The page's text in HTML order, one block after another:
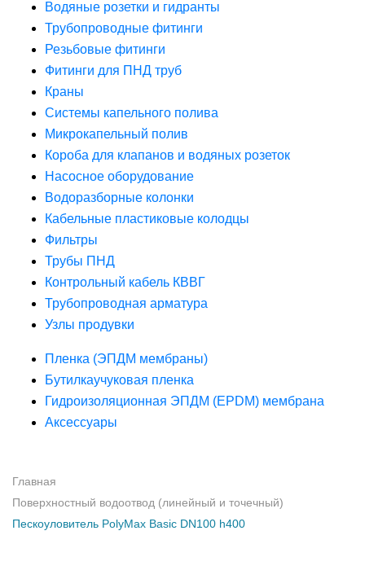
Водяные розетки и гидранты
Трубопроводные фитинги
Резьбовые фитинги
Фитинги для ПНД труб
Краны
Системы капельного полива
Микрокапельный полив
Короба для клапанов и водяных розеток
Насосное оборудование
Водоразборные колонки
Кабельные пластиковые колодцы
Фильтры
Трубы ПНД
Контрольный кабель КВВГ
Трубопроводная арматура
Узлы продувки
Пленка (ЭПДМ мембраны)
Бутилкаучуковая пленка
Гидроизоляционная ЭПДМ (EPDM) мембрана
Аксессуары
Главная
Поверхностный водоотвод (линейный и точечный)
Пескоуловитель PolyMax Basic DN100 h400